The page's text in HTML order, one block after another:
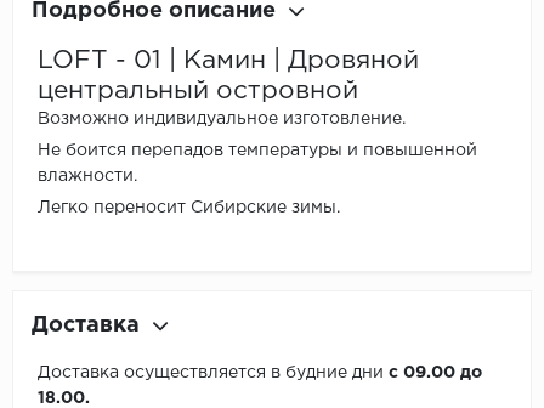
Подробное описание
LOFT - 01 | Камин | Дровяной
центральный островной
Возможно индивидуальное изготовление.
Не боится перепадов температуры и повышенной
влажности.
Легко переносит Сибирские зимы.
Доставка
Доставка осуществляется в будние дни с 09.00 до
18.00.